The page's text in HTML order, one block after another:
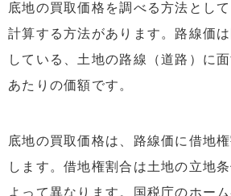
底地の買取価格を調べる方法とし
計算する方法があります。路線価
している、土地の路線（道路）に
あたりの価額です。
底地の買取価格は、路線価に借地
します。借地権割合は土地の立地
よって異なります。国税庁のホー